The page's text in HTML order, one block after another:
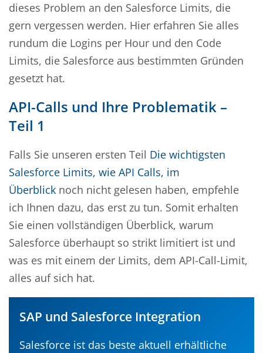
dieses Problem an den Salesforce Limits, die
gern vergessen werden. Hier erfahren Sie alles
rundum die Logins per Hour und den Code
Limits, die Salesforce aus bestimmten Gründen
gesetzt hat.
API-Calls und Ihre Problematik –
Teil 1
Falls Sie unseren ersten Teil Die wichtigsten
Salesforce Limits, wie API Calls, im
Überblick noch nicht gelesen haben, empfehle
ich Ihnen dazu, das erst zu tun. Somit erhalten
Sie einen vollständigen Überblick, warum
Salesforce überhaupt so strikt limitiert ist und
was es mit einem der Limits, dem API-Call-Limit,
alles auf sich hat.
SAP und Salesforce Integration
Salesforce ist das beste aktuell erhältliche